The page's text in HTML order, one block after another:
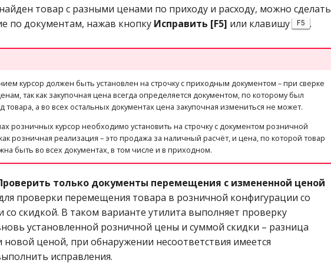
товар с разными ценами по приходу и расходу, можно сделать
по документам, нажав кнопку Исправить [F5] или клавишу F5 .
курсор должен быть установлен на строчку с приходным документом – при сверке
так как закупочная цена всегда определяется документом, по которому был
а во всех остальных документах цена закупочная измениться не может.
розничных курсор необходимо установить на строчку с документом розничной
розничная реализация – это продажа за наличный расчёт, и цена, по которой товар
быть во всех документах, в том числе и в приходном.
только документы перемещения с измененной ценой
проверки перемещения товара в розничной конфигурации со
со скидкой. В таком варианте утилита выполняет проверку
установленной розничной цены и суммой скидки – разница
новой ценой, при обнаружении несоответствия имеется
исправления.